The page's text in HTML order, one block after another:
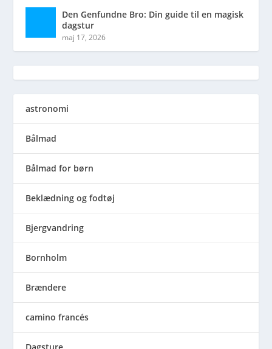
Den Genfundne Bro: Din guide til en magisk
dagstur
maj 17, 2026
astronomi
Bålmad
Bålmad for børn
Beklædning og fodtøj
Bjergvandring
Bornholm
Brændere
camino francés